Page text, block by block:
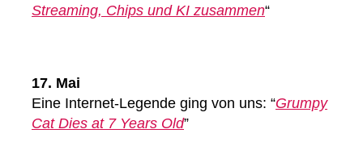
Streaming, Chips und KI zusammen“
17. Mai
Eine Internet-Legende ging von uns: “Grumpy
Cat Dies at 7 Years Old”